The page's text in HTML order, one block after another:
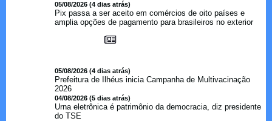
05/08/2026 (4 dias atrás)
Pix passa a ser aceito em comércios de oito países e
amplia opções de pagamento para brasileiros no exterior
05/08/2026 (4 dias atrás)
Prefeitura de Ilhéus inicia Campanha de Multivacinação
2026
04/08/2026 (5 dias atrás)
Urna eletrônica é patrimônio da democracia, diz presidente
do TSE